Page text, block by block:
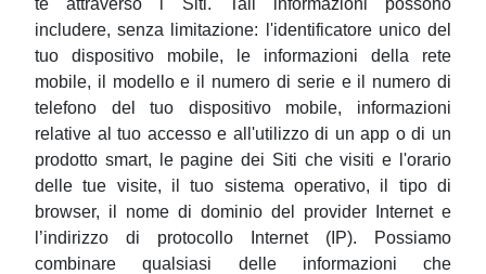
te attraverso i Siti. Tali informazioni possono
includere, senza limitazione: l'identificatore unico del
tuo dispositivo mobile, le informazioni della rete
mobile, il modello e il numero di serie e il numero di
telefono del tuo dispositivo mobile, informazioni
relative al tuo accesso e all'utilizzo di un app o di un
prodotto smart, le pagine dei Siti che visiti e l'orario
delle tue visite, il tuo sistema operativo, il tipo di
browser, il nome di dominio del provider Internet e
l’indirizzo di protocollo Internet (IP). Possiamo
combinare qualsiasi delle informazioni che